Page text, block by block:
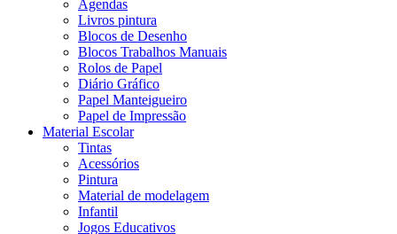
Agendas
Livros pintura
Blocos de Desenho
Blocos Trabalhos Manuais
Rolos de Papel
Diário Gráfico
Papel Manteigueiro
Papel de Impressão
Material Escolar
Tintas
Acessórios
Pintura
Material de modelagem
Infantil
Jogos Educativos